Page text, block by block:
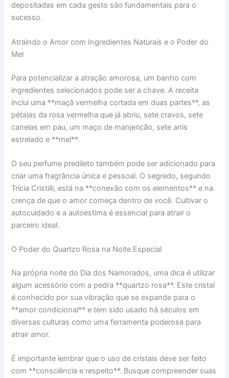
depositadas em cada gesto são fundamentais para o
sucesso.
Atraindo o Amor com Ingredientes Naturais e o Poder do
Mel
Para potencializar a atração amorosa, um banho com
ingredientes selecionados pode ser a chave. A receita
inclui uma **maçã vermelha cortada em duas partes**, as
pétalas da rosa vermelha que já abriu, sete cravos, sete
canelas em pau, um maço de manjericão, sete anis
estrelado e **mel**.
O seu perfume predileto também pode ser adicionado para
criar uma fragrância única e pessoal. O segredo, segundo
Trícia Cristilli, está na **conexão com os elementos** e na
crença de que o amor começa dentro de você. Cultivar o
autocuidado e a autoestima é essencial para atrair o
parceiro ideal.
O Poder do Quartzo Rosa na Noite Especial
Na própria noite do Dia dos Namorados, uma dica é utilizar
algum acessório com a pedra **quartzo rosa**. Este cristal
é conhecido por sua vibração que se expande para o
**amor condicional** e tem sido usado há séculos em
diversas culturas como uma ferramenta poderosa para
atrair amor.
É importante lembrar que o uso de cristais deve ser feito
com **consciência e respeito**. Busque compreender suas